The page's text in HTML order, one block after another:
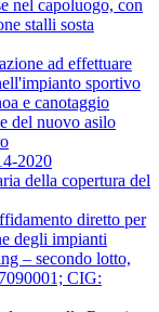
nel capoluogo, con
stalli sosta
ad effettuare
sportivo
e canotaggio
del nuovo asilo
2020
della copertura del
diretto per
degli impianti
– secondo lotto,
CIG: